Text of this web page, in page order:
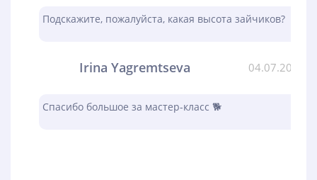
Подскажите, пожалуйста, какая высота зайчиков?
Irina Yagremtseva 04.07.2023
Спасибо большое за мастер-класс 🐕